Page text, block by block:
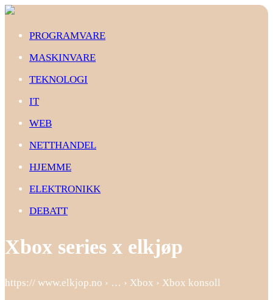
PROGRAMVARE
MASKINVARE
TEKNOLOGI
IT
WEB
NETTHANDEL
HJEMME
ELEKTRONIKK
DEBATT
Xbox series x elkjøp
https:// www.elkjop.no › … › Xbox › Xbox konsoll